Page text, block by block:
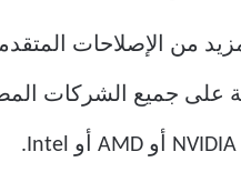
على جميع الشركات